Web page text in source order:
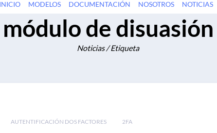
INICIO MODELOS DOCUMENTACIÓN NOSOTROS NOTICIAS
módulo de disuasión
Noticias / Etiqueta
AUTENTIFICACIÓN DOS FACTORES 2FA